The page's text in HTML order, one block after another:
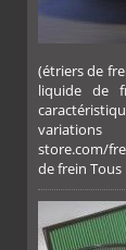
(étriers de
liquide de
store.com/
de frein Tous